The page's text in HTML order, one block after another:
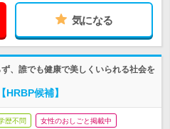
気になる
、誰でも健康で美しくいられる社会を
HRBP候補】
歴不問 女性のおしごと掲載中